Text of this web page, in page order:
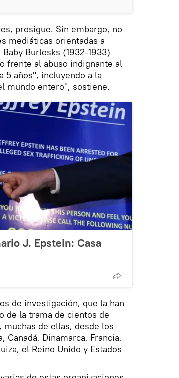
prosigue. Sin embargo, no
mediáticas orientadas a
Burlesks (1932-1933)
frente al abuso indignante al
5 años", incluyendo a la
mundo entero", sostiene.
J. Epstein: Casa
de investigación, que la han
de la trama de cientos de
de ellas, desde los
Canadá, Dinamarca, Francia,
el Reino Unido y Estados